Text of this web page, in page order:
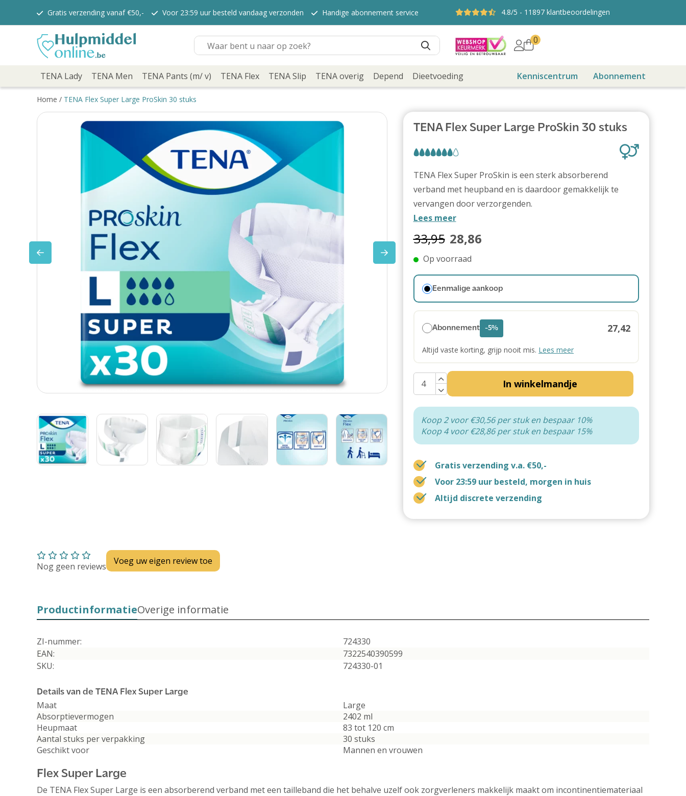
TENA Lady
TENA Lady Pants
TENA Discreet verbanden
TENA Discreet inlegkruisjes
TENA Pants (m/ v)
TENA Slip
TENA Bed
Gratis verzending vanaf €50,- Voor 23:59 uur besteld vandaag verzonden Handige abonnement service 4.8/5 - 11897 klantbeoordelingen
0
TENA Lady TENA Men TENA Pants (m/ v) TENA Flex TENA Slip TENA overig Depend Dieetvoeding Kenniscentrum Abonnement
Home / TENA Flex Super Large ProSkin 30 stuks
TENA Flex Super Large ProSkin 30 stuks
TENA Flex Super ProSkin is een sterk absorberend
verband met heupband en is daardoor gemakkelijk te
vervangen door verzorgenden.
Lees meer
33,95 28,86
Op voorraad
Eenmalige aankoop
Abonnement -5% 27,42
Altijd vaste korting, grijp nooit mis. Lees meer
In winkelmandje
Koop 2 voor €30,56 per stuk en bespaar 10%
Koop 4 voor €28,86 per stuk en bespaar 15%
Gratis verzending v.a. €50,-
Voor 23:59 uur besteld, morgen in huis
Altijd discrete verzending
Nog geen reviews Voeg uw eigen review toe
ProductinformatieOverige informatie
ZI-nummer:
724330
EAN:
7322540390599
SKU:
724330-01
Details van de TENA Flex Super Large
Maat
Large
Absorptievermogen
2402 ml
Heupmaat
83 tot 120 cm
Aantal stuks per verpakking
30 stuks
Geschikt voor
Mannen en vrouwen
Flex Super Large
De TENA Flex Super Large is een absorberend verband met een tailleband die het behalve uzelf ook zorgverleners makkelijk maakt om incontinentiemateriaal